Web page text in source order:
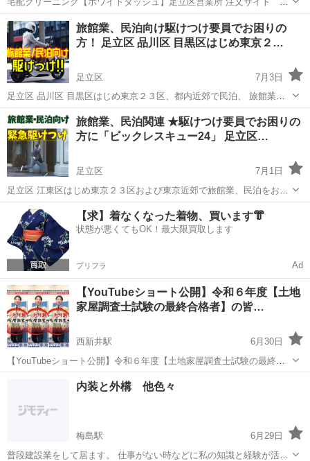
https://white-dash.com/ お電話でもご依頼承ります※営業時間９時～
１７時 電 話：０３－５３６１－８１８８（定休日：土曜・日曜...
東京 足立区 北千住駅 その他
旅館業、民泊向け駆けつけ要員でお困りの
方！ 足立区 品川区 目黒区はじめ東京２…
足立区
7月3日
足立区 品川区 目黒区はじめ東京２３区、都内近郊で民泊、 旅館業、
店舗(事業所/営業所)を運営される方。 ●登録費：15,000円(税別) ※HP
要確認 ・同じ集合住宅であれば3室まで有効 ・登録費は正式なご...
東京 足立区 その他 ホスト
旅館業、民泊関連 ★駆けつけ要員でお困りの
方に「ビックレスキュー24」 足立区…
足立区
7月1日
足立区 江東区はじめ東京２３区および東京近郊で旅館業、民泊をお考
えの方！ ※江東区では、7/1日より営業従事者の施設内常駐が決定して
います。早めの申請を！ ●登録費：15,000円(税別) ※HP要確認 ・同
じ...
東京 その他 ホスト
【求】着なくなった着物、買います👘
状態が悪くてもOK！最大限買取します
プリフラ Ad
【YouTubeショート公開】令和６年度【土地
家屋調査士試験の最終合格者】の皆…
西新井駅
6月30日
【YouTubeショート公開】令和６年度【土地家屋調査士試験の最終合
格者】の皆様おめでとうございます！！YouTube公開致しました(^^)/
ぶっちゃけ未経験で【土地家屋調査士】って開業できるの？
西新井駅 その他
内装と外構 他色々
梅島駅
6月29日
普段建設業をして居ます。 仕事がない時などに私の知識と経験が活か